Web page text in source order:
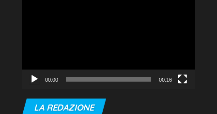
00:00 00:16
LA REDAZIONE